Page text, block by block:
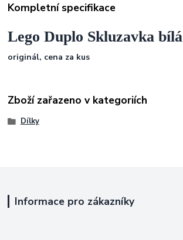
Kompletní specifikace
Lego Duplo Skluzavka bílá
originál, cena za kus
Zboží zařazeno v kategoriích
Dílky
Informace pro zákazníky